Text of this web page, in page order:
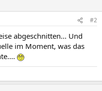
#2
abgeschnitten... Und
im Moment, was das